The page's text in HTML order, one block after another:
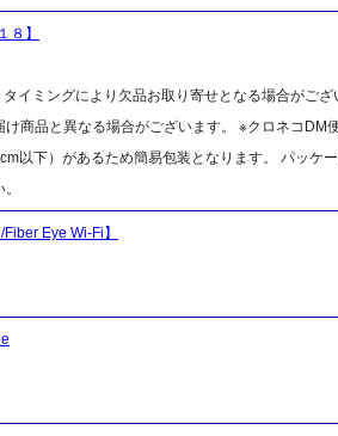
８】
イミングにより欠品お取り寄せとなる場合がござ
商品と異なる場合がございます。 ※クロネコDM
以下）があるため簡易包装となります。 パッケ
Eye Wi-Fi】